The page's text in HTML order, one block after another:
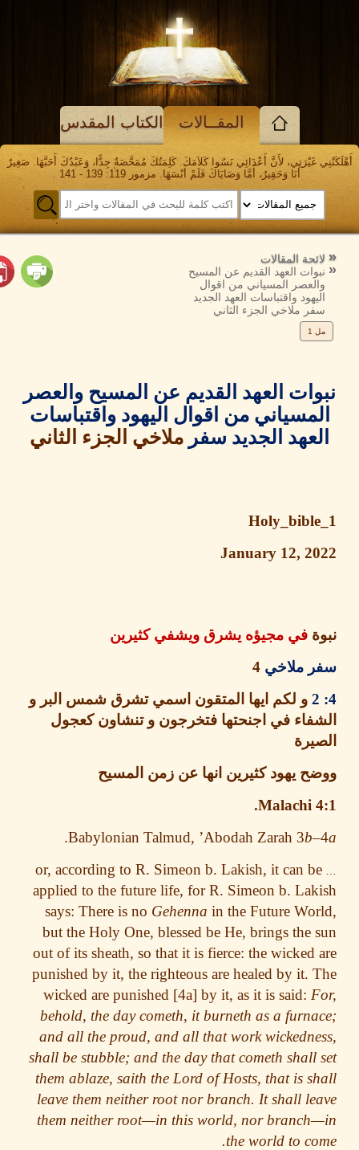
المقــالات الكتاب المقدس
غَيْرَتِي، لأَنَّ أَعْدَائِي نَسُوا كَلاَمَكَ. كَلِمَتُكَ مُمَحَّصَةٌ جِدًّا، وَعَبْدُكَ أَحَبَّهَا. صَغِيرٌ
أَنَا وَحَقِيرٌ، أَمَّا وَصَايَاكَ فَلَمْ أَنْسَهَا. مزمور 119: 139 - 141
المقالات
الرجوع
إلى
العهد القديم عن المسيح
المسياني من اقوال
واقتباسات العهد الجديد
ملاخي الجزء الثاني
العهد القديم عن المسيح والعصر
من اقوال اليهود واقتباسات
الجديد سفر ملاخي الجزء الثاني
January 12,
في مجيؤه يشرق ويشفي كثيرين
ملاخي 4
و لكم ايها المتقون اسمي تشرق شمس البر و
في اجنحتها فتخرجون و تنشاون كعجول
يهود كثيرين انها عن زمن المسيح
Malachi
Babylonian Talmud, ’Abodah Zarah 3
.
or, according to R. Simeon b. Lakish, it can
applied to the future life, for R. Simeon b.
says: There is noGehennain the Future
but the Holy One, blessed be He, brings the
out of its sheath, so that it is fierce: the
punished by it, the righteous are healed by it.
wicked are punished [4a] by it, as it is said:
behold, the day cometh, it burneth as a
and all the proud, and all that work
shall be stubble; and the day that cometh
them ablaze, saith the Lord of Hosts, that is
leave them neither root nor branch. It shall
them neither root—in this world, nor
the world to